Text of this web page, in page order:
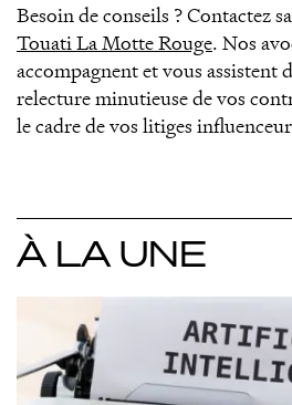
Besoin de conseils ? Contactez
Touati La Motte Rouge. Nos
accompagnent et vous assistent
relecture minutieuse de vos
le cadre de vos litiges
À LA UNE